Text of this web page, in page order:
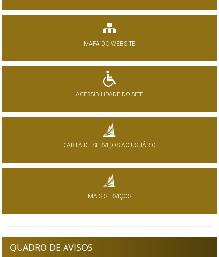
MAPA DO WEBSITE
ACESSIBILIDADE DO SITE
CARTA DE SERVIÇOS AO USUÁRIO
MAIS SERVIÇOS
QUADRO DE AVISOS